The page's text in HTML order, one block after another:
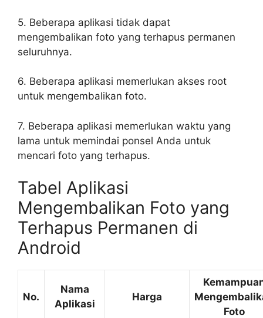
5. Beberapa aplikasi tidak dapat
mengembalikan foto yang terhapus permanen
seluruhnya.
6. Beberapa aplikasi memerlukan akses root
untuk mengembalikan foto.
7. Beberapa aplikasi memerlukan waktu yang
lama untuk memindai ponsel Anda untuk
mencari foto yang terhapus.
Tabel Aplikasi
Mengembalikan Foto yang
Terhapus Permanen di
Android
No.
Nama
Aplikasi
Harga
Foto